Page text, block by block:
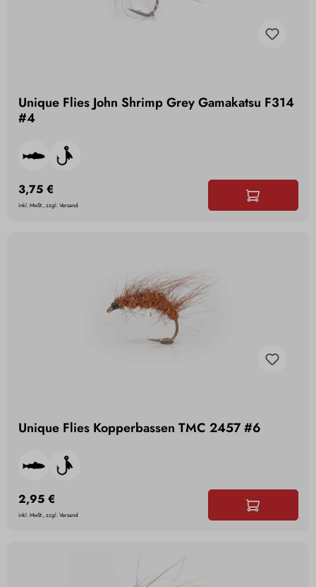
Unique Flies John Shrimp Grey Gamakatsu F314
#4
3,75 €
inkl. MwSt., zzgl. Versand
Unique Flies Kopperbassen TMC 2457 #6
2,95 €
inkl. MwSt., zzgl. Versand